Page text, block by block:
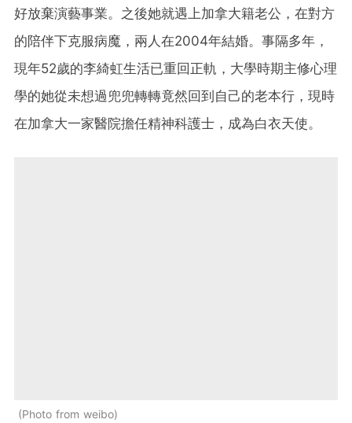
好放棄演藝事業。之後她就遇上加拿大籍老公，在對方
的陪伴下克服病魔，兩人在2004年結婚。事隔多年，
現年52歲的李綺虹生活已重回正軌，大學時期主修心理
學的她從未想過兜兜轉轉竟然回到自己的老本行，現時
在加拿大一家醫院擔任精神科護士，成為白衣天使。
Photo from weibo